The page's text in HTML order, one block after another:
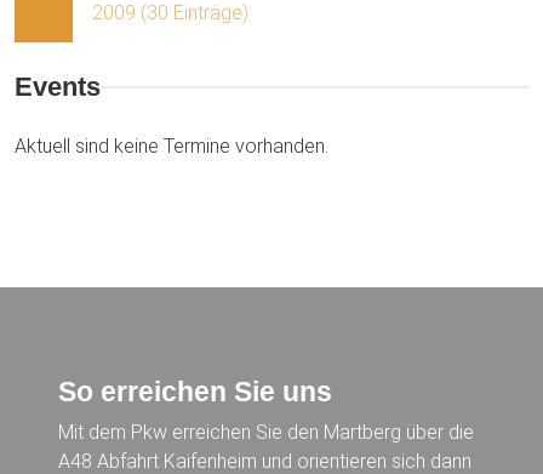
2009 (30 Einträge)
Events
Aktuell sind keine Termine vorhanden.
So erreichen Sie uns
Mit dem Pkw erreichen Sie den Martberg über die
A48 Abfahrt Kaifenheim und orientieren sich dann